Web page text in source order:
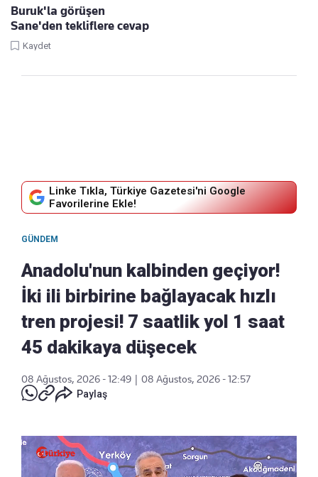
Buruk'la görüşen
Sane'den tekliflere cevap
Kaydet
Linke Tıkla, Türkiye Gazetesi'ni Google
Favorilerine Ekle!
GÜNDEM
Anadolu'nun kalbinden geçiyor!
İki ili birbirine bağlayacak hızlı
tren projesi! 7 saatlik yol 1 saat
45 dakikaya düşecek
08 Ağustos, 2026 - 12:49
08 Ağustos, 2026 - 12:57
Paylaş